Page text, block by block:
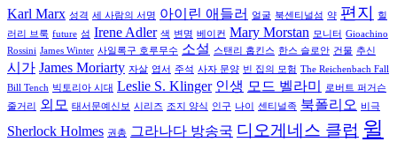
Karl Marx 성격 세 사람의 서명 아이린 애들러 얼굴 북센티널섬 약 편지
힐
러리 브룩 future 섬 Irene Adler 색 변명 베이컨 Mary Morstan 모니터 Gioachino
Rossini James Winter 사일록구 호루무수 소설 스탠리 홉킨스 한스 슬로안 건물 추신
시가 James Moriarty 자살 엽서 주석 사자 문양 빈 집의 모험 The Reichenbach Fall
Bill Tench 빅토리아 시대 Leslie S. Klinger 인생 모드 벨라미
로버트 퍼거슨
줄거리
외모 태서문예신보 시리즈 조지 양식 인구 나이 센티널족 북폴리오 비극
Sherlock Holmes 권총 그라나다 방송국 디오게네스 클럽 윌